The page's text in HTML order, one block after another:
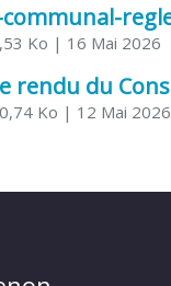
Ko | 16 Mai 2026
Ko | 12 Mai 2026